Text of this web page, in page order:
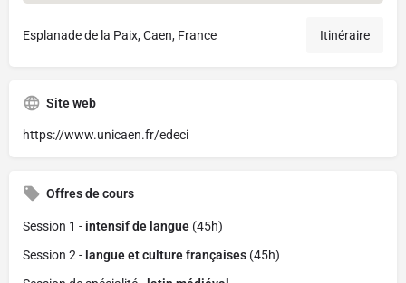
Esplanade de la Paix, Caen, France Itinéraire
Site web
https://www.unicaen.fr/edeci
Offres de cours
Session 1 - intensif de langue (45h)
Session 2 - langue et culture françaises (45h)